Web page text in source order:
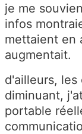
je me
infos
mettaient en
augmentait.
d'ailleurs,
diminuant,
portable